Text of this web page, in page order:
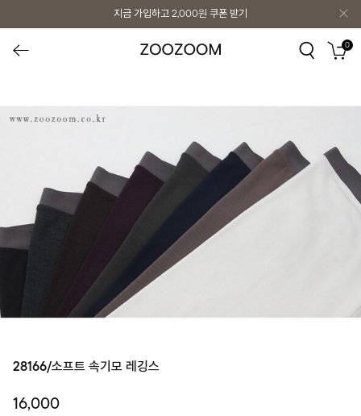
지금 가입하고 2,000원 쿠폰 받기
0
28166/소프트 속기모 레깅스
16,000